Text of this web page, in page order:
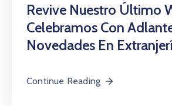
Revive Nuestro Último
Celebramos Con
Novedades En
Continue Reading